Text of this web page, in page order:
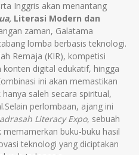
Inggris akan menantang
Literasi Modern dan
zaman, Galatama
lomba berbasis teknologi.
Remaja (KIR), kompetisi
digital edukatif, hingga
ini akan memastikan
saleh secara spiritual,
perlombaan, ajang ini
Literacy Expo, sebuah
buku-buku hasil
teknologi yang diciptakan